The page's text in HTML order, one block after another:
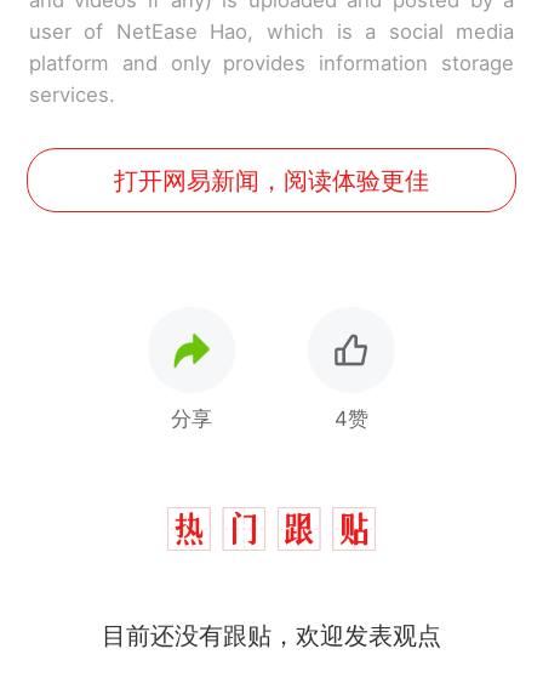
user of NetEase Hao, which is a social media
platform and only provides information storage
services.
打开网易新闻，阅读体验更佳
分享 4赞
目前还没有跟贴，欢迎发表观点
全部作废，公平么？